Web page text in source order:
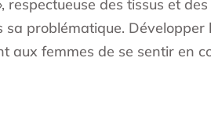
des tissus et
problématique. Développer
femmes de se sentir en